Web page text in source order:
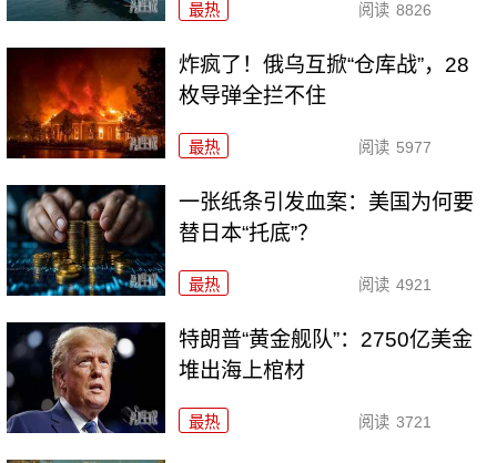
最热 阅读 8826
炸疯了！俄乌互掀“仓库战”，28
枚导弹全拦不住
最热 阅读 5977
一张纸条引发血案：美国为何要
替日本“托底”？
最热 阅读 4921
特朗普“黄金舰队”：2750亿美金
堆出海上棺材
最热 阅读 3721